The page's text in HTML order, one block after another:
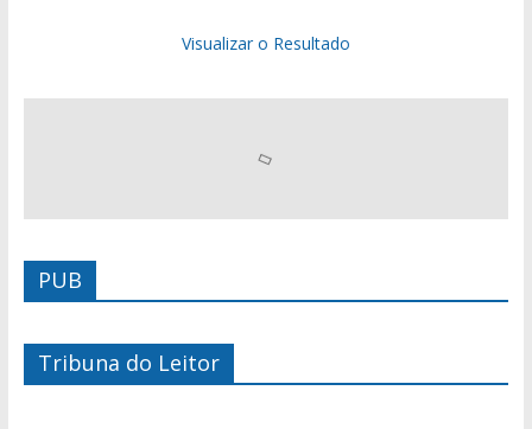
Visualizar o Resultado
PUB
Tribuna do Leitor